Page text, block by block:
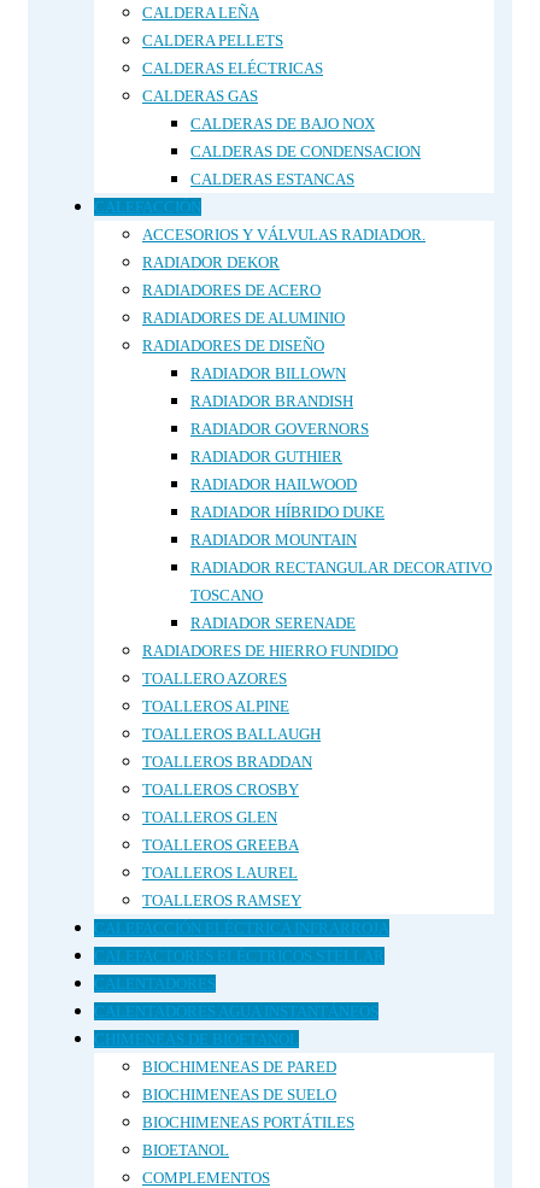
CALDERA LEÑA
CALDERA PELLETS
CALDERAS ELÉCTRICAS
CALDERAS GAS
CALDERAS DE BAJO NOX
CALDERAS DE CONDENSACION
CALDERAS ESTANCAS
CALEFACCIÓN
ACCESORIOS Y VÁLVULAS RADIADOR.
RADIADOR DEKOR
RADIADORES DE ACERO
RADIADORES DE ALUMINIO
RADIADORES DE DISEÑO
RADIADOR BILLOWN
RADIADOR BRANDISH
RADIADOR GOVERNORS
RADIADOR GUTHIER
RADIADOR HAILWOOD
RADIADOR HÍBRIDO DUKE
RADIADOR MOUNTAIN
RADIADOR RECTANGULAR DECORATIVO
TOSCANO
RADIADOR SERENADE
RADIADORES DE HIERRO FUNDIDO
TOALLERO AZORES
TOALLEROS ALPINE
TOALLEROS BALLAUGH
TOALLEROS BRADDAN
TOALLEROS CROSBY
TOALLEROS GLEN
TOALLEROS GREEBA
TOALLEROS LAUREL
TOALLEROS RAMSEY
CALEFACCIÓN ELÉCTRICA INFRARROJA
CALEFACTORES ELÉCTRICOS STELLAR
CALENTADORES
CALENTADORES AGUA INSTANTÁNEOS
CHIMENEAS DE BIOETANOL
BIOCHIMENEAS DE PARED
BIOCHIMENEAS DE SUELO
BIOCHIMENEAS PORTÁTILES
BIOETANOL
COMPLEMENTOS